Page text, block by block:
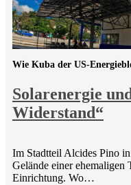
Solarenergie
Widerstand“
Wie Kuba der US-
Im Stadtteil Alcides Pino
Gelände einer ehemaligen
Einrichtung. Wo…